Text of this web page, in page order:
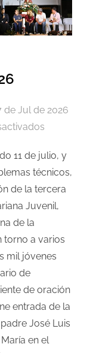
de Jul de 2026
11 de julio, y
técnicos,
de la tercera
Juvenil,
de la
torno a varios
mil jóvenes
de
de oración
entrada de la
José Luis
en el